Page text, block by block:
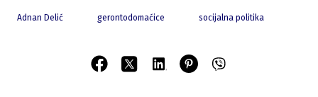
Adnan Delić gerontodomaćice socijalna politika